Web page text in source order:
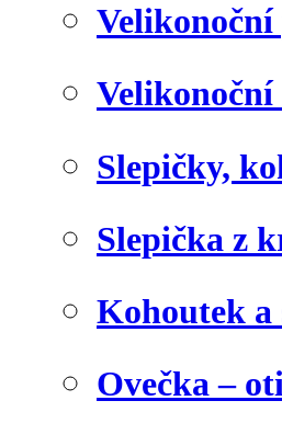
Slepičky,
Slepička z
Kohoutek a
Ovečka –